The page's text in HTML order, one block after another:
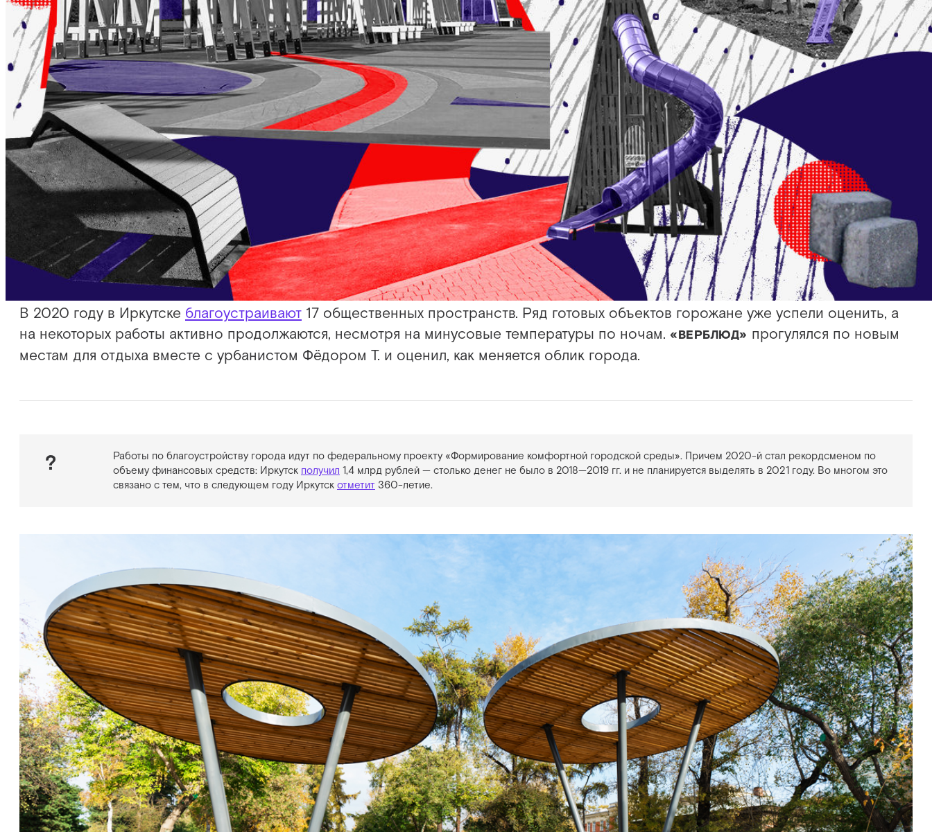
В 2020 году в Иркутске благоустраивают 17 общественных пространств. Ряд готовых объектов горожане уже успели оценить, а
на некоторых работы активно продолжаются, несмотря на минусовые температуры по ночам. «ВЕРБЛЮД» прогулялся по новым
местам для отдыха вместе с урбанистом Фёдором Т. и оценил, как меняется облик города.
?
Работы по благоустройству города идут по федеральному проекту «Формирование комфортной городской среды». Причем 2020-й стал рекордсменом по
объему финансовых средств: Иркутск получил 1,4 млрд рублей — столько денег не было в 2018—2019 гг. и не планируется выделять в 2021 году. Во многом это
связано с тем, что в следующем году Иркутск отметит 360-летие.